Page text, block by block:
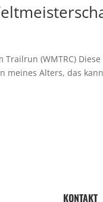
(WMTRC)
meines Alters, das
KONTAKT